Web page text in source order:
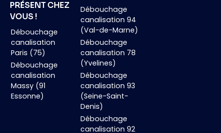
PRÉSENT CHEZ
VOUS !
Débouchage
canalisation
Paris (75)
Débouchage
canalisation
Massy (91
Essonne)
Débouchage
canalisation 94
(Val-de-Marne)
Débouchage
canalisation 78
(Yvelines)
Débouchage
canalisation 93
(Seine-Saint-
Denis)
Débouchage
canalisation 92